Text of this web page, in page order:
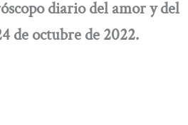
diario del amor y del
de octubre de 2022.